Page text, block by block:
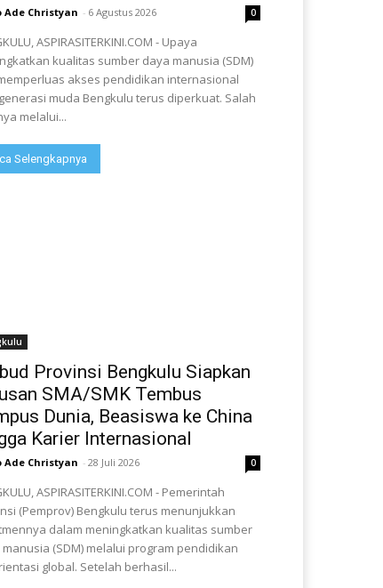
Ade Christyan - 6 Agustus 2026 0
ASPIRASITERKINI.COM - Upaya
kualitas sumber daya manusia (SDM)
akses pendidikan internasional
muda Bengkulu terus diperkuat. Salah
melalui...
Selengkapnya
Provinsi Bengkulu Siapkan
SMA/SMK Tembus
Dunia, Beasiswa ke China
Karier Internasional
Ade Christyan - 28 Juli 2026 0
ASPIRASITERKINI.COM - Pemerintah
(Pemprov) Bengkulu terus menunjukkan
dalam meningkatkan kualitas sumber
(SDM) melalui program pendidikan
global. Setelah berhasil...